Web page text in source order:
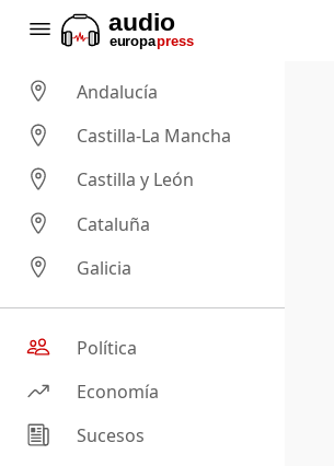
Andalucía
Castilla-La Mancha
Castilla y León
Cataluña
Galicia
Política
Economía
Sucesos